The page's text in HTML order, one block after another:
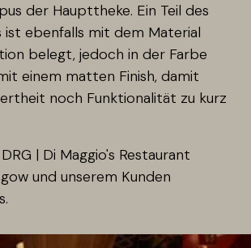
der Haupttheke. Ein Teil des
ist ebenfalls mit dem Material
belegt, jedoch in der Farbe
einem matten Finish, damit
noch Funktionalität zu kurz
| Di Maggio's Restaurant
und unserem Kunden